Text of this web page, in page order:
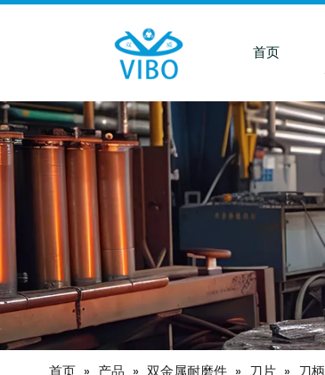
首页
首页 » 产品 » 双金属耐磨件 » 刀片 » 刀柄